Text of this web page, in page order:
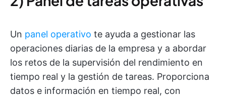
Un panel operativo te ayuda a gestionar las
operaciones diarias de la empresa y a abordar
los retos de la supervisión del rendimiento en
tiempo real y la gestión de tareas. Proporciona
datos e información en tiempo real, con